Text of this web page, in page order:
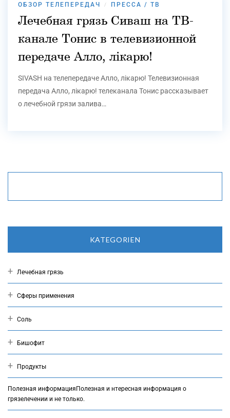
ОБЗОР ТЕЛЕПЕРЕДАЧ / ПРЕССА / ТВ
Лечебная грязь Сиваш на ТВ-
канале Тонис в телевизионной
передаче Алло, лікарю!
SIVASH на телепередаче Алло, лікарю! Телевизионная
передача Алло, лікарю! телеканала Тонис рассказывает
о лечебной грязи залива…
KATEGORIEN
Лечебная грязь
Сферы применения
Соль
Бишофит
Продукты
Полезная информация Полезная и нтересная информация о
грязелечении и не только.